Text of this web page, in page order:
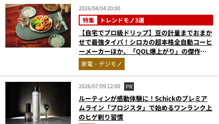
2026/04/04 20:00
特集 トレンドモノ3選
【自宅でプロ級ドリップ】豆の計量までおまか
せで最強タイパ！シロカの超本格全自動コーヒ
ーメーカーほか、「QOL爆上がり」の傑作調
理家電3選
家電・デジモノ
2026/07/09 12:00 PR
ルーティンが感動体験に！Schickのプレミア
ムライン「プロジスタ」で始めるワンランク上
のヒゲ剃り習慣